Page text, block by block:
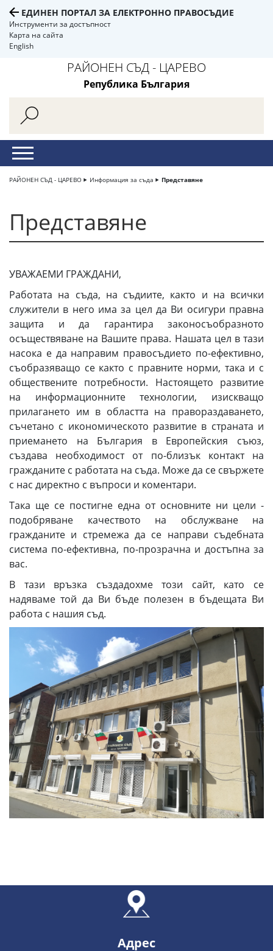
ЕДИНЕН ПОРТАЛ ЗА ЕЛЕКТРОННО ПРАВОСЪДИЕ
Инструменти за достъпност
Карта на сайта
English
РАЙОНЕН СЪД - ЦАРЕВО
Република България
РАЙОНЕН СЪД - ЦАРЕВО Информация за съда Представяне
Представяне
УВАЖАЕМИ ГРАЖДАНИ,
Работата на съда, на съдиите, както и на всички
служители в него има за цел да Ви осигури правна
защита и да гарантира законосъобразното
осъществяване на Вашите права. Нашата цел в тази
насока е да направим правосъдието по-ефективно,
съобразяващо се както с правните норми, така и с
обществените потребности. Настоящето развитие
на информационните технологии, изискващо
прилагането им в областта на правораздаването,
съчетано с икономическото развитие в страната и
приемането на България в Европейския съюз,
създава необходимост от по-близък контакт на
гражданите с работата на съда. Може да се свържете
с нас директно с въпроси и коментари.
Така ще се постигне една от основните ни цели -
подобряване качеството на обслужване на
гражданите и стремежа да се направи съдебната
система по-ефективна, по-прозрачна и достъпна за
вас.
В тази връзка създадохме този сайт, като се
надяваме той да Ви бъде полезен в бъдещата Ви
работа с нашия съд.
Адрес